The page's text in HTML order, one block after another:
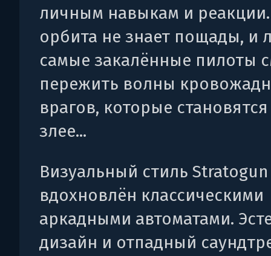
личным навыкам и
орбита не знает пощады, и
самые закалённые пилоты
пережить волны
врагов, которые
злее...
Визуальный стиль Stratogun
вдохновлён классическими
аркадными автоматами.
дизайн и отпадный